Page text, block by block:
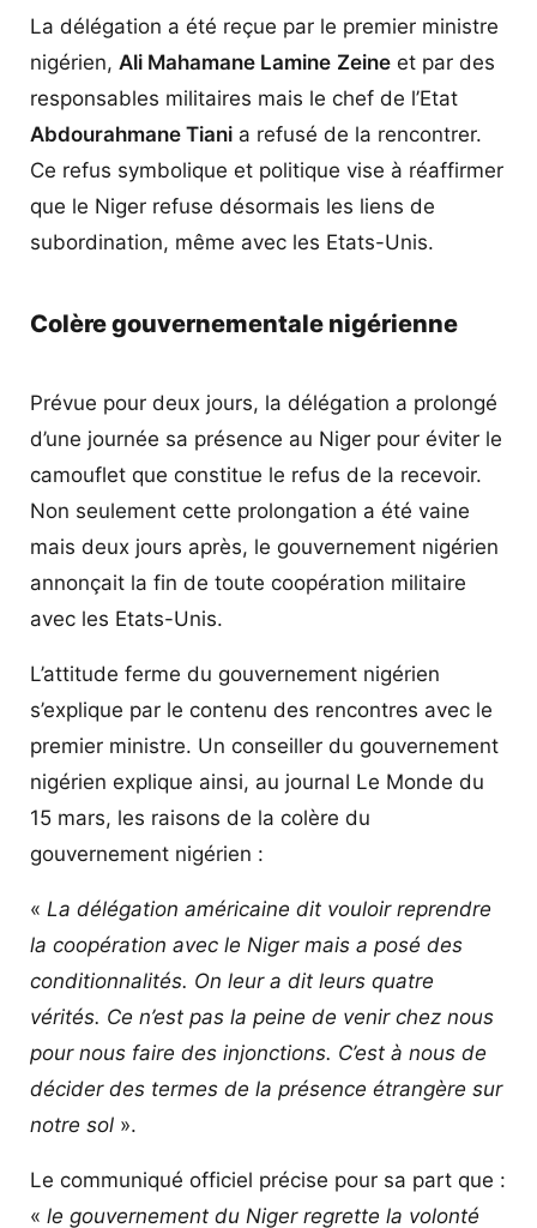
La délégation a été reçue par le premier ministre
nigérien, Ali Mahamane Lamine Zeine et par des
responsables militaires mais le chef de l’Etat
Abdourahmane Tiani a refusé de la rencontrer.
Ce refus symbolique et politique vise à réaffirmer
que le Niger refuse désormais les liens de
subordination, même avec les Etats-Unis.
Colère gouvernementale nigérienne
Prévue pour deux jours, la délégation a prolongé
d’une journée sa présence au Niger pour éviter le
camouflet que constitue le refus de la recevoir.
Non seulement cette prolongation a été vaine
mais deux jours après, le gouvernement nigérien
annonçait la fin de toute coopération militaire
avec les Etats-Unis.
L’attitude ferme du gouvernement nigérien
s’explique par le contenu des rencontres avec le
premier ministre. Un conseiller du gouvernement
nigérien explique ainsi, au journal Le Monde du
15 mars, les raisons de la colère du
gouvernement nigérien :
« La délégation américaine dit vouloir reprendre
la coopération avec le Niger mais a posé des
conditionnalités. On leur a dit leurs quatre
vérités. Ce n’est pas la peine de venir chez nous
pour nous faire des injonctions. C’est à nous de
décider des termes de la présence étrangère sur
notre sol ».
Le communiqué officiel précise pour sa part que :
« le gouvernement du Niger regrette la volonté